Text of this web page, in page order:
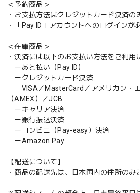
＜予約商品＞
・お支払方法はクレジットカード決済の
・「Pay ID」アカウントへのログインが
＜在庫商品＞
・決済には以下のお支払い方法をご利用
ーあと払い（Pay ID）
ークレジットカード決済
VISA／MasterCard／アメリカン・エ
（AMEX）／JCB
ーキャリア決済
ー銀行振込決済
ーコンビニ（Pay-easy）決済
ーAmazon Pay
【配送について】
・商品の配送先は、日本国内の住所のみ